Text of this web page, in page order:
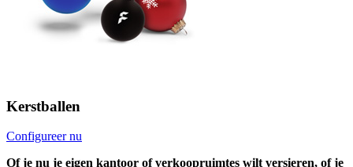
Kerstballen
Configureer nu
Of je nu je eigen kantoor of verkoopruimtes wilt versieren, of je